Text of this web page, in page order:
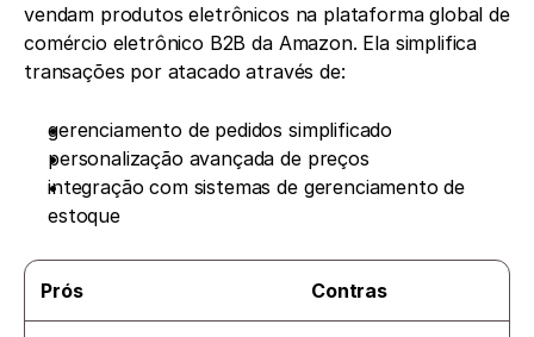
vendam produtos eletrônicos na plataforma global de
comércio eletrônico B2B da Amazon. Ela simplifica
transações por atacado através de:
gerenciamento de pedidos simplificado
personalização avançada de preços
integração com sistemas de gerenciamento de
estoque
Prós Contras